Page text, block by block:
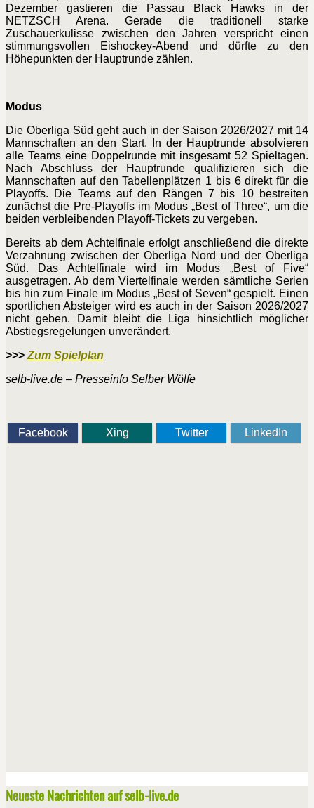
Dezember gastieren die Passau Black Hawks in der
NETZSCH Arena. Gerade die traditionell starke
Zuschauerkulisse zwischen den Jahren verspricht einen
stimmungsvollen Eishockey-Abend und dürfte zu den
Höhepunkten der Hauptrunde zählen.
Modus
Die Oberliga Süd geht auch in der Saison 2026/2027 mit 14
Mannschaften an den Start. In der Hauptrunde absolvieren
alle Teams eine Doppelrunde mit insgesamt 52 Spieltagen.
Nach Abschluss der Hauptrunde qualifizieren sich die
Mannschaften auf den Tabellenplätzen 1 bis 6 direkt für die
Playoffs. Die Teams auf den Rängen 7 bis 10 bestreiten
zunächst die Pre-Playoffs im Modus „Best of Three“, um die
beiden verbleibenden Playoff-Tickets zu vergeben.
Bereits ab dem Achtelfinale erfolgt anschließend die direkte
Verzahnung zwischen der Oberliga Nord und der Oberliga
Süd. Das Achtelfinale wird im Modus „Best of Five“
ausgetragen. Ab dem Viertelfinale werden sämtliche Serien
bis hin zum Finale im Modus „Best of Seven“ gespielt. Einen
sportlichen Absteiger wird es auch in der Saison 2026/2027
nicht geben. Damit bleibt die Liga hinsichtlich möglicher
Abstiegsregelungen unverändert.
>>> Zum Spielplan
selb-live.de – Presseinfo Selber Wölfe
Facebook Xing Twitter LinkedIn
Neueste Nachrichten auf selb-live.de